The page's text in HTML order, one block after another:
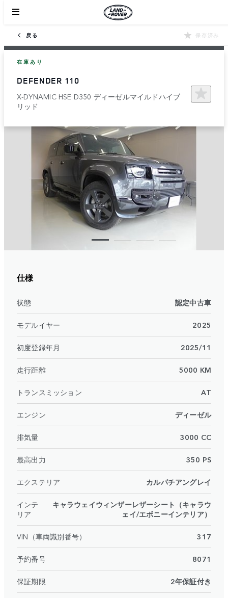
戻る 保存済み
在庫あり
DEFENDER 110
X-DYNAMIC HSE D350 ディーゼルマイルドハイブ
リッド
仕様
状態 認定中古車
モデルイヤー 2025
初度登録年月 2025/11
走行距離 5000 KM
トランスミッション AT
エンジン ディーゼル
排気量 3000 CC
最高出力 350 PS
エクステリア カルパチアングレイ
インテ
リア
キャラウェイウィンザーレザーシート（キャラウ
ェイ/エボニーインテリア）
VIN（車両識別番号） 317
予約番号 8071
保証期限 2年保証付き